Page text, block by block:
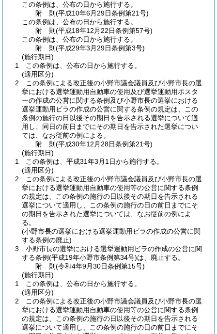
この条例は、公布の日から施行する。
附 則(平成10年6月29日条例第21号)
この条例は、公布の日から施行する。
附 則(平成18年12月22日条例第57号)
この条例は、公布の日から施行する。
附 則(平成29年3月29日条例第3号)
(施行期日)
1
この条例は、公布の日から施行する。
(適用区分)
2
この条例による改正後の小野市議会議員及び小野市長の選
挙における選挙運動用自動車の使用及び選挙運動用ポスタ
ーの作成の公営に関する条例及び小野市長の選挙における
選挙運動用ビラの作成の公営に関する条例の規定は、この
条例の施行の日以後その期日を告示される選挙について適
用し、同日の前日までにその期日を告示された選挙につい
ては、なお従前の例による。
附 則(平成30年12月28日条例第21号)
(施行期日)
1
この条例は、平成31年3月1日から施行する。
(適用区分)
2
この条例による改正後の小野市議会議員及び小野市長の選
挙における選挙運動用自動車の使用等の公営に関する条例
の規定は、この条例の施行の日以後その期日を告示される
選挙について適用し、この条例の施行の日の前日までにそ
の期日を告示された選挙については、なお従前の例によ
る。
(小野市長の選挙における選挙運動用ビラの作成の公営に関
する条例の廃止)
3
小野市長の選挙における選挙運動用ビラの作成の公営に関
する条例(平成19年小野市条例第34号)は、廃止する。
附 則(令和4年9月30日条例第15号)
(施行期日)
1
この条例は、公布の日から施行する。
(適用区分)
2
この条例による改正後の小野市議会議員及び小野市長の選
挙における選挙運動用自動車の使用等の公営に関する条例
の規定は、この条例の施行の日以後その期日を告示される
選挙について適用し、この条例の施行の日の前日までにそ